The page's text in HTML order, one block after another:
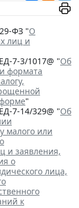
ФЗ "О
лиц и
7-3/1017@ "Об
формата
"
7-14/329@ "Об
малого или
и заявления,
о
лица,
к